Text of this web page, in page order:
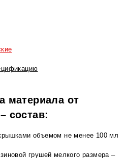
материала от
состав:
объемом не менее 100 мл
грушей мелкого размера –